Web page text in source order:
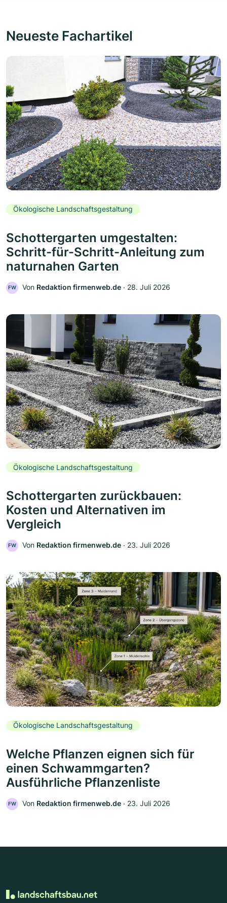
Neueste Fachartikel
Ökologische Landschaftsgestaltung
Schottergarten umgestalten:
Schritt-für-Schritt-Anleitung zum
naturnahen Garten
FW Von Redaktion firmenweb.de ‧ 28. Juli 2026
Ökologische Landschaftsgestaltung
Schottergarten zurückbauen:
Kosten und Alternativen im
Vergleich
FW Von Redaktion firmenweb.de ‧ 23. Juli 2026
Ökologische Landschaftsgestaltung
Welche Pflanzen eignen sich für
einen Schwammgarten?
Ausführliche Pflanzenliste
FW Von Redaktion firmenweb.de ‧ 23. Juli 2026